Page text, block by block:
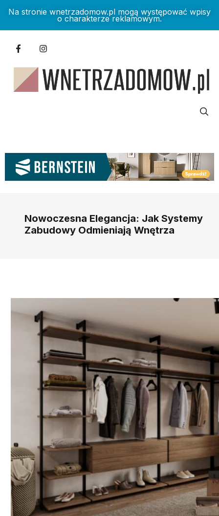
Na stronie wnetrzadomow.pl mogą występować wpisy
o charakterze reklamowym.
Nowoczesna Elegancja: Jak Systemy
Zabudowy Odmieniają Wnętrza